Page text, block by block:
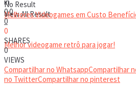
No Result
View All Result
Melhores Videogames em Custo
Melhor videogame retrô para jogar!
VIDEOGAMES PORTÁTEIS
00
0
0
SHARES
0
VIEWS
Compartilhar no WhatsappCompartilhar
no TwitterCompartilhar no pinterest